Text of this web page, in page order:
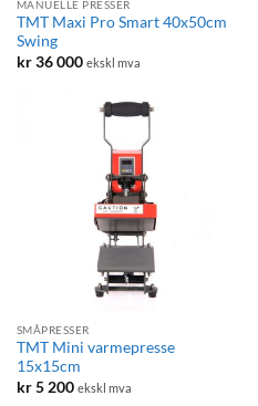
MANUELLE PRESSER
TMT Maxi Pro Smart 40x50cm
Swing
kr36 000 ekskl mva
SMÅPRESSER
TMT Mini varmepresse
15x15cm
kr5 200 ekskl mva